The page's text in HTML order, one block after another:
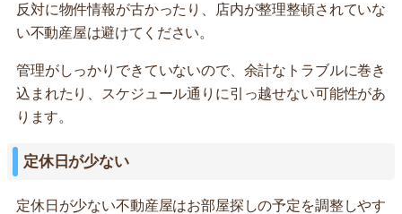
反対に物件情報が古かったり、店内が整理整頓されていな
い不動産屋は避けてください。
管理がしっかりできていないので、余計なトラブルに巻き
込まれたり、スケジュール通りに引っ越せない可能性があ
ります。
定休日が少ない
定休日が少ない不動産屋はお部屋探しの予定を調整しやす